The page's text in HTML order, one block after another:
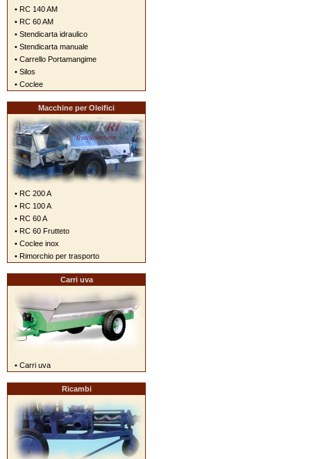
• RC 140 AM
• RC 60 AM
• Stendicarta idraulico
• Stendicarta manuale
• Carrello Portamangime
• Silos
• Coclee
Macchine per Oleifici
• RC 200 A
• RC 100 A
• RC 60 A
• RC 60 Frutteto
• Coclee inox
• Rimorchio per trasporto
Carri uva
• Carri uva
Ricambi